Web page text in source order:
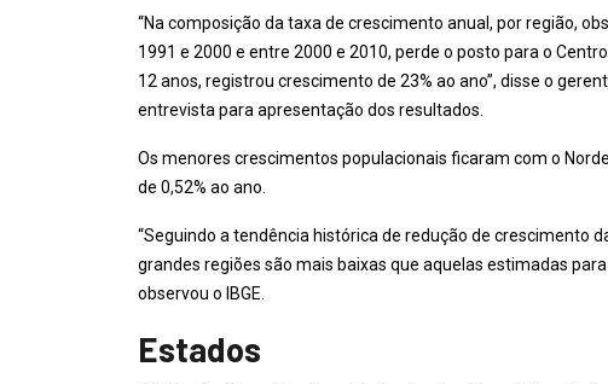
“Na composição da taxa de crescimento anual, por região,
1991 e 2000 e entre 2000 e 2010, perde o posto para o
12 anos, registrou crescimento de 23% ao ano”, disse o
entrevista para apresentação dos resultados.
Os menores crescimentos populacionais ficaram com o
de 0,52% ao ano.
“Seguindo a tendência histórica de redução de crescimento
grandes regiões são mais baixas que aquelas estimadas
observou o IBGE.
Estados